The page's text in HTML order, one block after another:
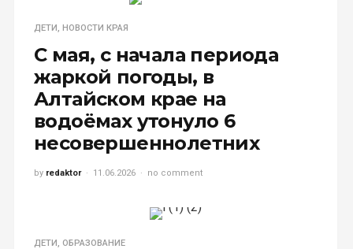
ДЕТИ, НОВОСТИ КРАЯ
С мая, с начала периода
жаркой погоды, в
Алтайском крае на
водоёмах утонуло 6
несовершеннолетних
by redaktor 11.06.2026 no comment
ДЕТИ, ОБРАЗОВАНИЕ